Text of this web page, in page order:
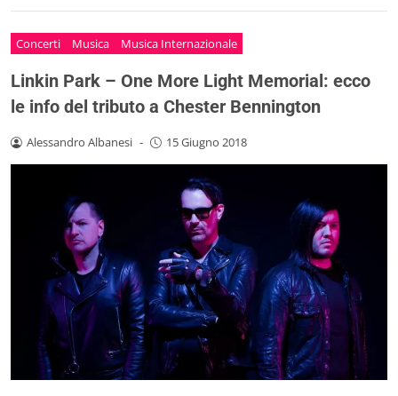
Concerti Musica Musica Internazionale
Linkin Park – One More Light Memorial: ecco
le info del tributo a Chester Bennington
Alessandro Albanesi - 15 Giugno 2018